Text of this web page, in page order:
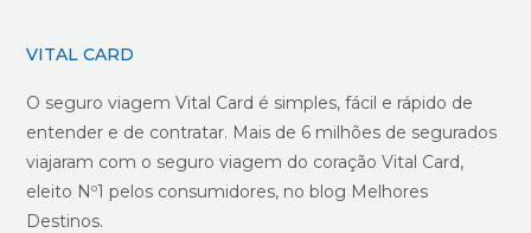
VITAL CARD
O seguro viagem Vital Card é simples, fácil e rápido de
entender e de contratar. Mais de 6 milhões de segurados
viajaram com o seguro viagem do coração Vital Card,
eleito Nº1 pelos consumidores, no blog Melhores
Destinos.